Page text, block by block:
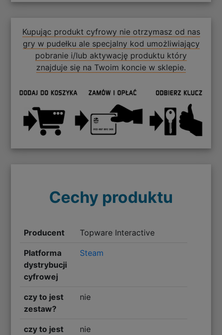
Kupując produkt cyfrowy nie otrzymasz od nas
gry w pudełku ale specjalny kod umożliwiający
pobranie i/lub aktywację produktu który
znajduje się na Twoim koncie w sklepie.
Cechy produktu
Producent Topware Interactive
Platforma
dystrybucji
cyfrowej
Steam
czy to jest
zestaw?
nie
czy to jest
nie